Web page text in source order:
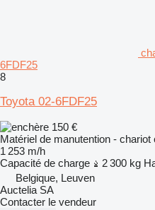
6FDF25
8
Toyota 02-6FDF25
150 €
Matériel de manutention - chariot
1 253 m/h
Capacité de charge
2 300 kg
Belgique, Leuven
Auctelia SA
Contacter le vendeur